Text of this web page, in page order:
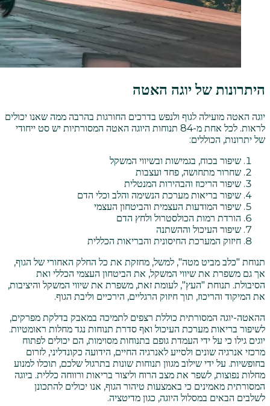
היתרונות של יוגה האטה
יוגה האטה מועילה לגוף ולנפש בדרכים החורגות בהרבה ממה שאנו יכולים
לראות. לכל אחת מ-84 תנוחות היוגה האטה המסורתיות יש סט ייחודי
של יתרונות, הכוללים:
שיפור בכוח, בגמישות ובשיווי המשקל
שחרור מתחושה, פחד ועצבות
שיפור הריכוז והבהירות המנטלית
שיפור בריאות מערכת הנשימה והלב וכלי הדם
שיפור המודעות העצמית והביטחון העצמי
הורדת רמות הכולסטרול ולחץ הדם
שיפור העיכול וההשתנה
חיזוק המערכת החיסונית והבריאות הכללית
תנוחת "כלב מביט מטה", למשל, מחזקת את כל החלק האחורי של הגוף,
אך גם משפרת את שיווי המשקל, את הביטחון העצמי הכללי ואת
הסיבולת. תנוחת "העץ", לעומת זאת, משפרת את שיווי המשקל והיציבות,
את המיקוד והריכוז, תוך חיזוק הרגליים, הירכיים וליבת הגוף.
ההאטה-יוגה המסורתית כוללת רצפים לתמיכה במאבק בדלקת מפרקים,
לשיפור בריאות מערכת העיכול ואף סדרת תנוחות נגד מחלות ראומטיות.
יוגים גילו כי על ידי העמדת גופם בתנוחות מסוימות, הם יכולים לפתוח
מרכזי אנרגיה שונים ולסייע לאנרגיה החיים, הידועה כקונדליני, לזרום
בחופשיות. על ידי שילוב מגוון תנוחות שונות בתרגול שלכם, תוכלו למנוע
מחלות נפוצות, לשפר את מצב הרוח וליצור בריאות ורווחה כללית. ביוגה
המסורתית מאמינים כי באמצעות טיהור הגוף, אנו יכולים להתכונן
לשלבים הבאים במסלול היוגה, כגון מדיטציה.